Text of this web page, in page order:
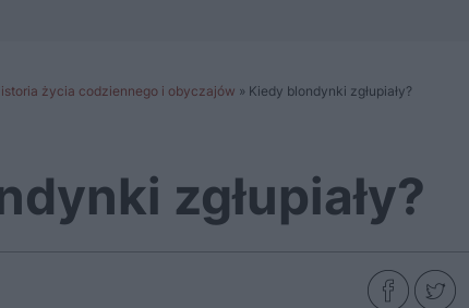
życia codziennego i obyczajów » Kiedy blondynki zgłupiały?
zgłupiały?